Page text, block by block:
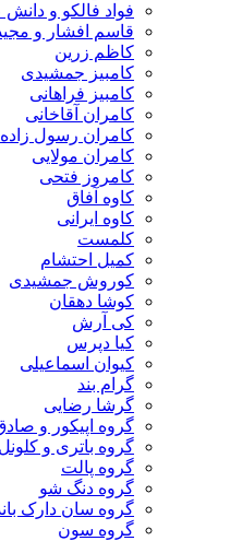
فواد فالکو و دانش عسکری
قاسم افشار و مجید مکس
کاظم زرین
کامبیز جمشیدی
کامبیز فراهانی
کامران آقاخانی
کامران رسول زاده
کامران مولایی
کامروز فتحی
کاوه آفاق
کاوه ایرانی
کلمست
کمیل احتشام
کوروش جمشیدی
کوشا دهقان
کی آرش
کیا دپرس
کیوان اسماعیلی
گرام بند
گرشا رضایی
گروه اپیکور و صادق
گروه باتری و کلونل
گروه پالت
گروه دنگ شو
گروه سان دارک باند
گروه سون